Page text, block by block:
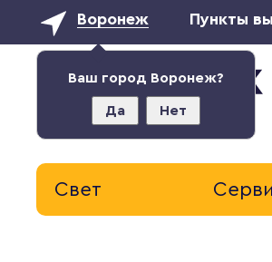
Воронеж
Ваш город Воронеж?
Да Нет
Пункты
Свет